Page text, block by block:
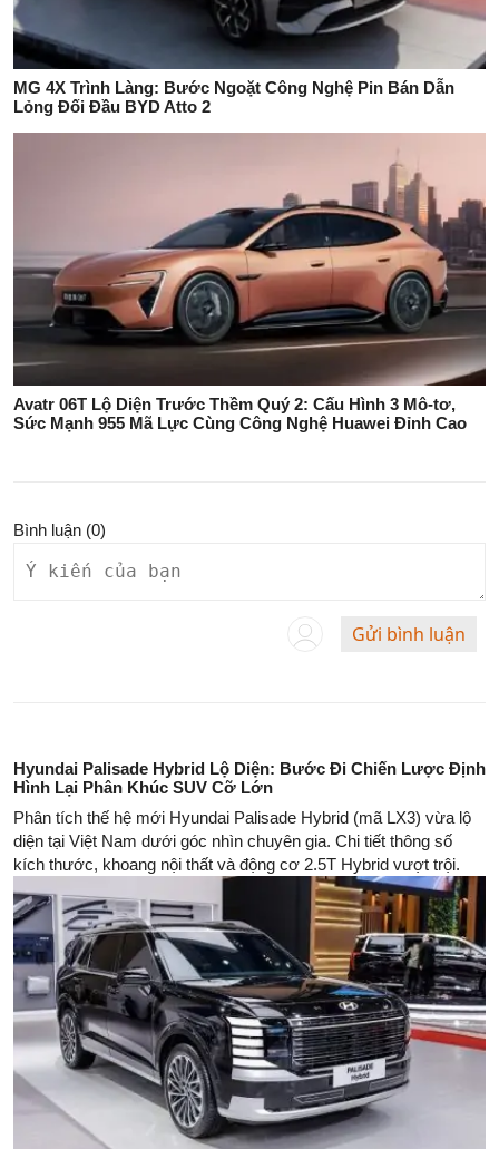
MG 4X Trình Làng: Bước Ngoặt Công Nghệ Pin Bán Dẫn
Lỏng Đối Đầu BYD Atto 2
Avatr 06T Lộ Diện Trước Thềm Quý 2: Cấu Hình 3 Mô-tơ,
Sức Mạnh 955 Mã Lực Cùng Công Nghệ Huawei Đỉnh Cao
Bình luận (0)
Gửi bình luận
Hyundai Palisade Hybrid Lộ Diện: Bước Đi Chiến Lược Định
Hình Lại Phân Khúc SUV Cỡ Lớn
Phân tích thế hệ mới Hyundai Palisade Hybrid (mã LX3) vừa lộ
diện tại Việt Nam dưới góc nhìn chuyên gia. Chi tiết thông số
kích thước, khoang nội thất và động cơ 2.5T Hybrid vượt trội.